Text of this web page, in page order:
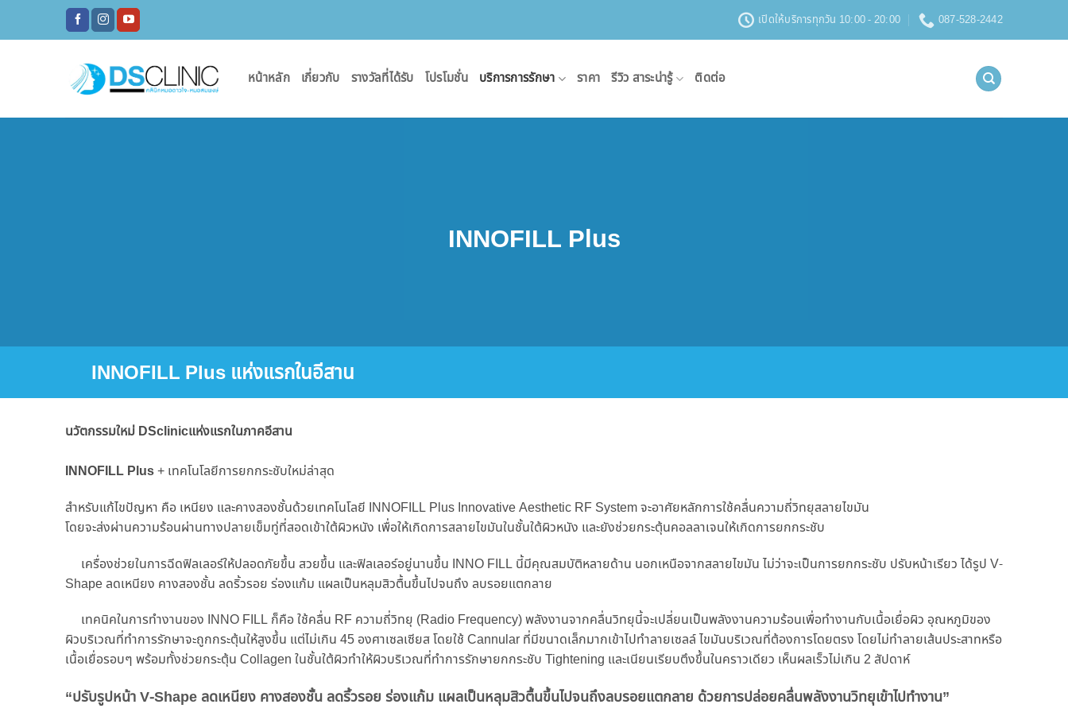
เปิดให้บริการทุกวัน 10:00 - 20:00 087-528-2442
หน้าหลัก เกี่ยวกับ รางวัลที่ได้รับ โปรโมชั่น บริการการรักษา ราคา รีวิว สาระน่ารู้ ติดต่อ
INNOFILL Plus
INNOFILL Plus แห่งแรกในอีสาน
นวัตกรรมใหม่ DSclinicแห่งแรกในภาคอีสาน
INNOFILL Plus+ เทคโนโลยีการยกกระชับใหม่ล่าสุด
สำหรับแก้ไขปัญหา คือ เหนียง และคางสองชั้นด้วยเทคโนโลยี INNOFILL Plus Innovative Aesthetic RF System จะอาศัยหลักการใช้คลื่นความถี่วิทยุสลายไขมัน
โดยจะส่งผ่านความร้อนผ่านทางปลายเข็มทู่ที่สอดเข้าใต้ผิวหนัง เพื่อให้เกิดการสลายไขมันในชั้นใต้ผิวหนัง และยังช่วยกระตุ้นคอลลาเจนให้เกิดการยกกระชับ
เครื่องช่วยในการฉีดฟิลเลอร์ให้ปลอดภัยขึ้น สวยขึ้น และฟิลเลอร์อยู่นานขึ้น INNO FILL นี้มีคุณสมบัติหลายด้าน นอกเหนือจากสลายไขมัน ไม่ว่าจะเป็นการยกกระชับ ปรับหน้าเรียว ได้รูป V-
Shape ลดเหนียง คางสองชั้น ลดริ้วรอย ร่องแก้ม แผลเป็นหลุมสิวตื้นขึ้นไปจนถึง ลบรอยแตกลาย
เทคนิคในการทำงานของ INNO FILL ก็คือ ใช้คลื่น RF ความถี่วิทยุ (Radio Frequency) พลังงานจากคลื่นวิทยุนี้จะเปลี่ยนเป็นพลังงานความร้อนเพื่อทำงานกับเนื้อเยื่อผิว อุณหภูมิของ
ผิวบริเวณที่ทำการรักษาจะถูกกระตุ้นให้สูงขึ้น แต่ไม่เกิน 45 องศาเซลเซียส โดยใช้ Cannular ที่มีขนาดเล็กมากเข้าไปทำลายเซลล์ ไขมันบริเวณที่ต้องการโดยตรง โดยไม่ทำลายเส้นประสาทหรือ
เนื้อเยื่อรอบๆ พร้อมทั้งช่วยกระตุ้น Collagen ในชั้นใต้ผิวทำให้ผิวบริเวณที่ทำการรักษายกกระชับ Tightening และเนียนเรียบตึงขึ้นในคราวเดียว เห็นผลเร็วไม่เกิน 2 สัปดาห์
“ปรับรูปหน้า V-Shape ลดเหนียง คางสองชั้น ลดริ้วรอย ร่องแก้ม แผลเป็นหลุมสิวตื้นขึ้นไปจนถึงลบรอยแตกลาย ด้วยการปล่อยคลื่นพลังงานวิทยุเข้าไปทำงาน”